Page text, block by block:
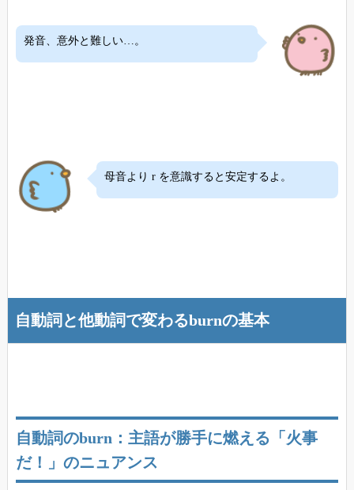
発音、意外と難しい…。
母音より r を意識すると安定するよ。
自動詞と他動詞で変わるburnの基本
自動詞のburn：主語が勝手に燃える「火事
だ！」のニュアンス